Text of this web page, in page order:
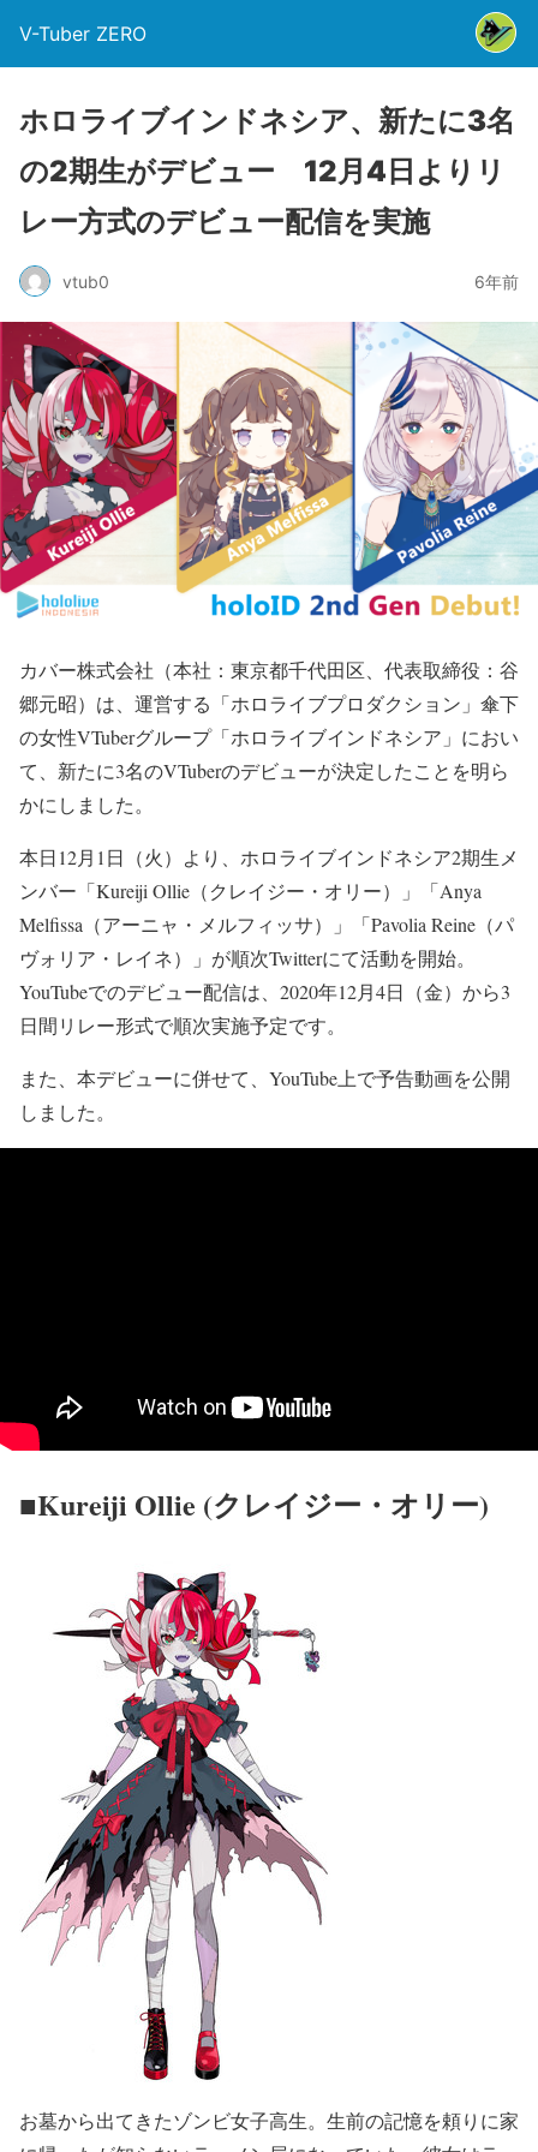
V-Tuber ZERO
ホロライブインドネシア、新たに3名
の2期生がデビュー 12月4日よりリ
レー方式のデビュー配信を実施
vtub0 6年前
カバー株式会社（本社：東京都千代田区、代表取締役：谷
郷元昭）は、運営する「ホロライブプロダクション」傘下
の女性VTuberグループ「ホロライブインドネシア」におい
て、新たに3名のVTuberのデビューが決定したことを明ら
かにしました。
本日12月1日（火）より、ホロライブインドネシア2期生メ
ンバー「Kureiji Ollie（クレイジー・オリー）」「Anya
Melfissa（アーニャ・メルフィッサ）」「Pavolia Reine（パ
ヴォリア・レイネ）」が順次Twitterにて活動を開始。
YouTubeでのデビュー配信は、2020年12月4日（金）から3
日間リレー形式で順次実施予定です。
また、本デビューに併せて、YouTube上で予告動画を公開
しました。
■Kureiji Ollie (クレイジー・オリー)
お墓から出てきたゾンビ女子高生。生前の記憶を頼りに家